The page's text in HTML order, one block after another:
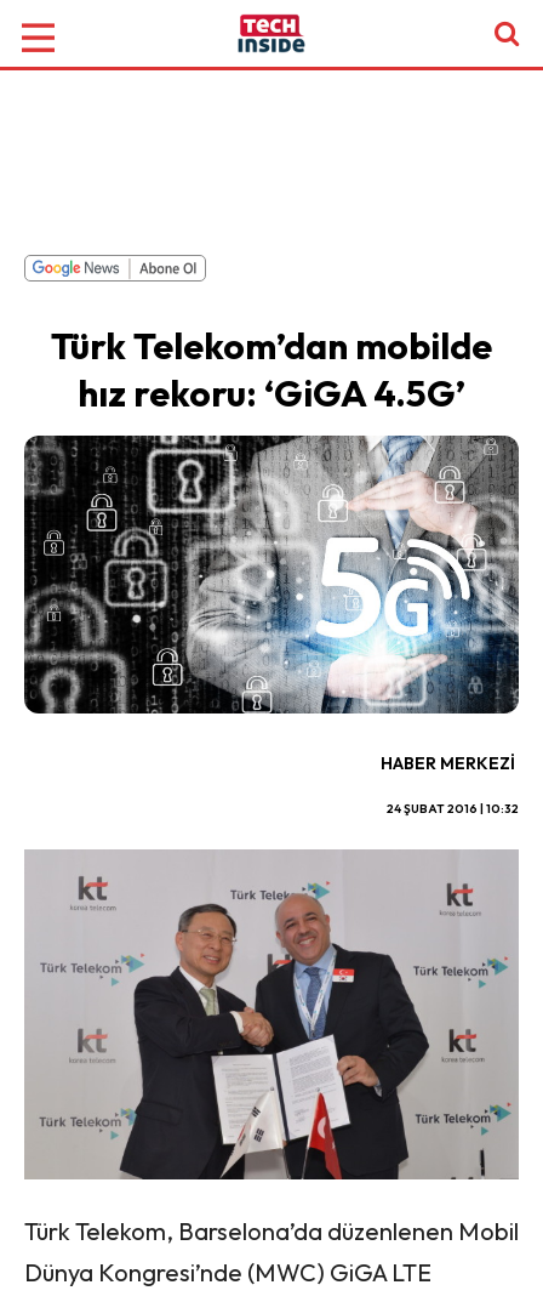
Türk Telekom’dan mobilde
hız rekoru: ‘GiGA 4.5G’
HABER MERKEZI
24 ŞUBAT 2016 | 10:32
Türk Telekom, Barselona’da düzenlenen Mobil
Dünya Kongresi’nde (MWC) GiGA LTE